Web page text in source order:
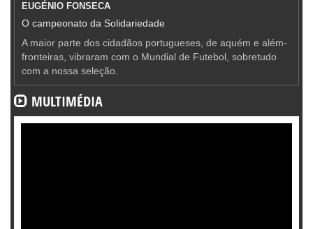
EUGÉNIO FONSECA
O campeonato da Solidariedade
A maior parte dos cidadãos portugueses, de aquém e além-
fronteiras, vibraram com o Mundial de Futebol, sobretudo
com a nossa seleção.
MULTIMÉDIA